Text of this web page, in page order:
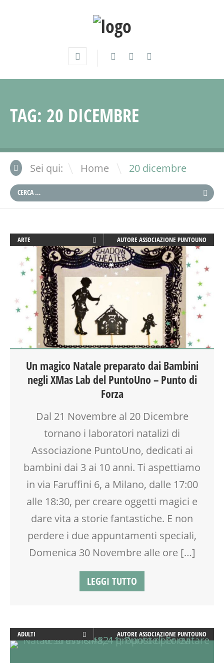
TAG: 20 DICEMBRE
Sei qui: Home \ 20 dicembre
ARTE
BABYSITTER
CORSI CUCINA SMALL & XLARGE
CREATIVITÀ
CUCINA
DISEGNO
DOPO SCUOLA
EDUCATORE
FAMIGLIA
FIABA
GENITORE
LABORATORIO
MOOD BOX
MUSICA
PITTURA
RAGAZZI
SOCIALIZZAZIONE
SPAZIO GIOCO
TEATRO
WORKSHOP
AUTORE ASSOCIAZIONE PUNTOUNO
Un magico Natale preparato dai Bambini
negli XMas Lab del PuntoUno – Punto di
Forza
Dal 21 Novembre al 20 Dicembre
tornano i laboratori natalizi di
Associazione PuntoUno, dedicati ai
bambini dai 3 ai 10 anni. Ti aspettiamo
in via Faruffini 6, a Milano, dalle 17:00
alle 18:30, per creare oggetti magici e
dare vita a storie fantastiche. E non
perdere i due appuntamenti speciali,
Domenica 30 Novembre alle ore […]
LEGGI TUTTO
ADULTI
ARTE
AUTORE ASSOCIAZIONE PUNTOUNO